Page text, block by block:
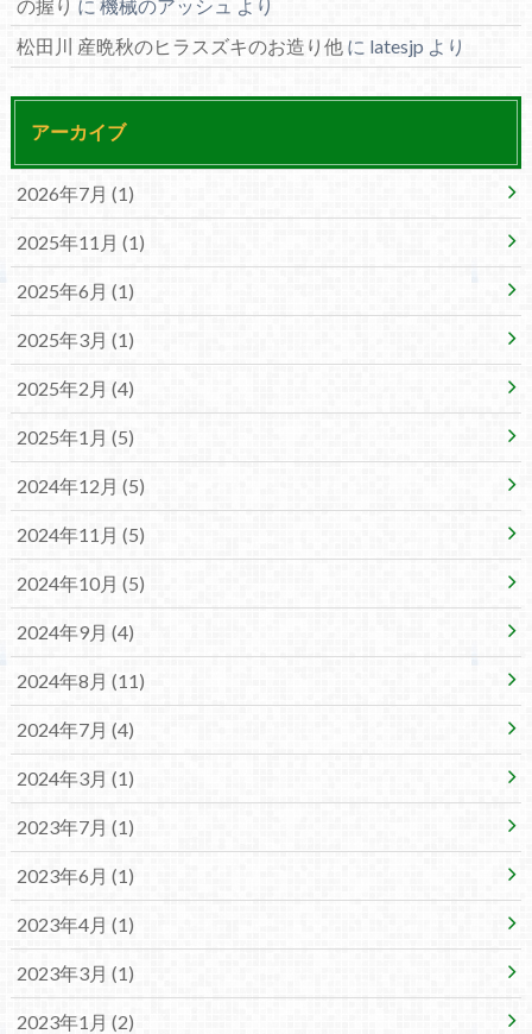
の握り に 機械のアッシュ
より
松田川 産晩秋のヒラスズキのお造り他に latesjp より
アーカイブ
2026年7月 (1)
2025年11月 (1)
2025年6月 (1)
2025年3月 (1)
2025年2月 (4)
2025年1月 (5)
2024年12月 (5)
2024年11月 (5)
2024年10月 (5)
2024年9月 (4)
2024年8月 (11)
2024年7月 (4)
2024年3月 (1)
2023年7月 (1)
2023年6月 (1)
2023年4月 (1)
2023年3月 (1)
2023年1月 (2)